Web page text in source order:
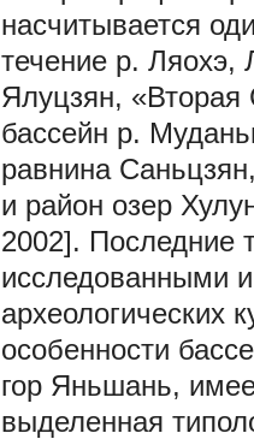
насчитывается
течение р. Ляохэ,
Ялуцзян, «Вторая
бассейн р.
равнина
и район озер
2002]. Последние
исследованными
археологических
особенности
гор Яньшань,
выделенная